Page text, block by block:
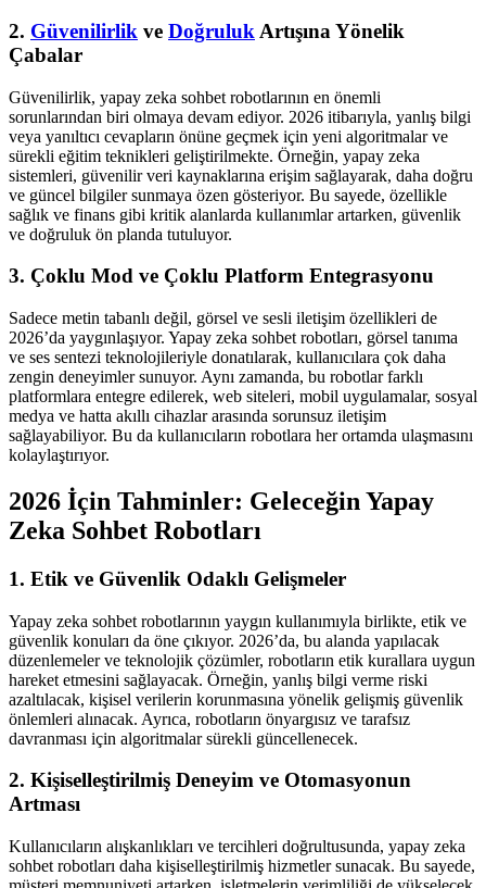
2. Güvenilirlik ve Doğruluk Artışına Yönelik
Çabalar
Güvenilirlik, yapay zeka sohbet robotlarının en önemli
sorunlarından biri olmaya devam ediyor. 2026 itibarıyla, yanlış bilgi
veya yanıltıcı cevapların önüne geçmek için yeni algoritmalar ve
sürekli eğitim teknikleri geliştirilmekte. Örneğin, yapay zeka
sistemleri, güvenilir veri kaynaklarına erişim sağlayarak, daha doğru
ve güncel bilgiler sunmaya özen gösteriyor. Bu sayede, özellikle
sağlık ve finans gibi kritik alanlarda kullanımlar artarken, güvenlik
ve doğruluk ön planda tutuluyor.
3. Çoklu Mod ve Çoklu Platform Entegrasyonu
Sadece metin tabanlı değil, görsel ve sesli iletişim özellikleri de
2026’da yaygınlaşıyor. Yapay zeka sohbet robotları, görsel tanıma
ve ses sentezi teknolojileriyle donatılarak, kullanıcılara çok daha
zengin deneyimler sunuyor. Aynı zamanda, bu robotlar farklı
platformlara entegre edilerek, web siteleri, mobil uygulamalar, sosyal
medya ve hatta akıllı cihazlar arasında sorunsuz iletişim
sağlayabiliyor. Bu da kullanıcıların robotlara her ortamda ulaşmasını
kolaylaştırıyor.
2026 İçin Tahminler: Geleceğin Yapay
Zeka Sohbet Robotları
1. Etik ve Güvenlik Odaklı Gelişmeler
Yapay zeka sohbet robotlarının yaygın kullanımıyla birlikte, etik ve
güvenlik konuları da öne çıkıyor. 2026’da, bu alanda yapılacak
düzenlemeler ve teknolojik çözümler, robotların etik kurallara uygun
hareket etmesini sağlayacak. Örneğin, yanlış bilgi verme riski
azaltılacak, kişisel verilerin korunmasına yönelik gelişmiş güvenlik
önlemleri alınacak. Ayrıca, robotların önyargısız ve tarafsız
davranması için algoritmalar sürekli güncellenecek.
2. Kişiselleştirilmiş Deneyim ve Otomasyonun
Artması
Kullanıcıların alışkanlıkları ve tercihleri doğrultusunda, yapay zeka
sohbet robotları daha kişiselleştirilmiş hizmetler sunacak. Bu sayede,